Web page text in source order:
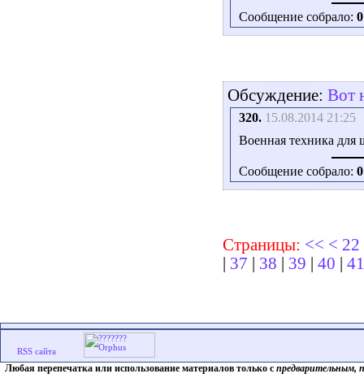
Сообщение собрало: 0
Обсуждение: Вот
320. 15.08.2014 21:25
Военная техника для
Сообщение собрало: 0
Страницы: << < 22
37 38 39 40 41
Любая перепечатка или использование материалов только с предварительным,